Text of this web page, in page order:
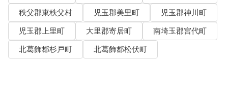
秩父郡東秩父村
児玉郡美里町
児玉郡神川町
児玉郡上里町
大里郡寄居町
南埼玉郡宮代町
北葛飾郡杉戸町
北葛飾郡松伏町